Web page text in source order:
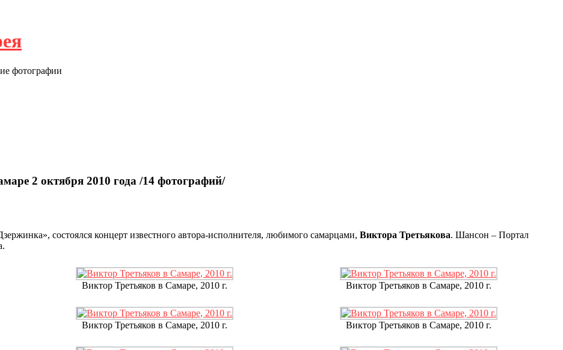
фотографии
2 октября 2010 года /14 фотографий/
состоялся концерт известного автора-исполнителя, любимого самарцами, Виктора Третьякова. Шансон – Портал
Виктор Третьяков в Самаре, 2010 г. Виктор Третьяков в Самаре, 2010 г.
Виктор Третьяков в Самаре, 2010 г. Виктор Третьяков в Самаре, 2010 г.